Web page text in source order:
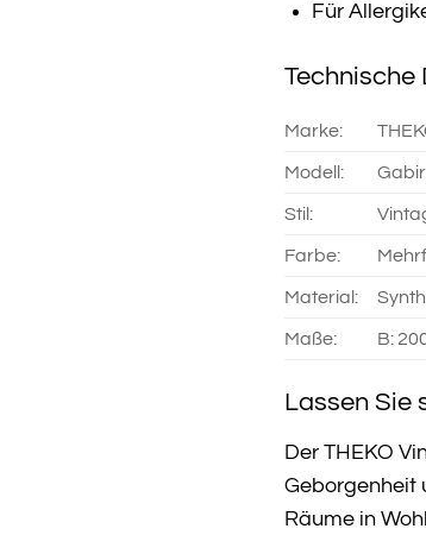
Für
Technische
Marke:
Modell:
Stil:
Farbe:
Material:
Maße: B:
Lassen Sie
Der THEKO
Geborgenheit
Räume in